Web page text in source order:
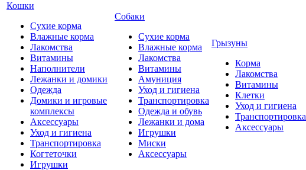
Кошки
Сухие корма
Влажные корма
Лакомства
Витамины
Наполнители
Лежанки и домики
Одежда
Домики и игровые
комплексы
Аксессуары
Уход и гигиена
Транспортировка
Когтеточки
Игрушки
Собаки
Сухие корма
Влажные корма
Лакомства
Витамины
Амуниция
Уход и гигиена
Транспортировка
Одежда и обувь
Лежанки и дома
Игрушки
Миски
Аксессуары
Грызуны
Корма
Лакомства
Витамины
Клетки
Уход и гигиена
Транспортировка
Аксессуары